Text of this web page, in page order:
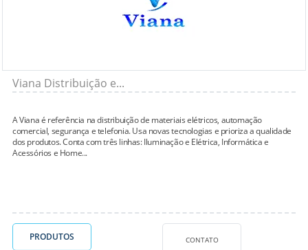
Viana Distribuição e...
A Viana é referência na distribuição de materiais elétricos, automação
comercial, segurança e telefonia. Usa novas tecnologias e prioriza a qualidade
dos produtos. Conta com três linhas: Iluminação e Elétrica, Informática e
Acessórios e Home...
PRODUTOS CONTATO